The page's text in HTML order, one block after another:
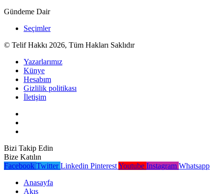
Gündeme Dair
Seçimler
© Telif Hakkı 2026, Tüm Hakları Saklıdır
Yazarlarımız
Künye
Hesabım
Gizlilik politikası
İletişim
Bizi Takip Edin
Bize Katılın
Facebook Twitter Linkedin PinterestYoutube Instagram Whatsapp
Anasayfa
Akış